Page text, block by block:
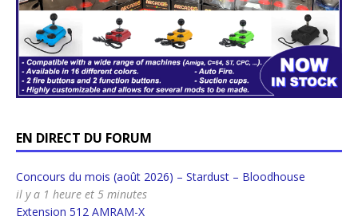
EN DIRECT DU FORUM
Concours du mois (août 2026) – Stardust – Bloodhouse
il y a 1 heure et 5 minutes
Extension 512 AMRAM-X